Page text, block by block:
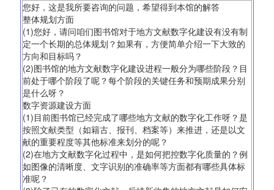
您好，这是我所要咨询的问题，希望得到本馆的解答
整体规划方面
(1)您好，请问咱们图书馆对于地方文献数字化建设有没有制
定一个长期的总体规划？如果有，方便简单介绍一下大致的
方向和目标吗？
(2)图书馆的地方文献数字化建设进程一般分为哪些阶段？目
前处于哪个阶段了呢？每个阶段的关键任务和预期成果分别
是什么呀？
数字资源建设方面
(1)目前图书馆已经完成了哪些地方文献的数字化工作呀？是
按照文献类型（如籍古、报刊、档案等）来推进，还是以文
献的重要程度等其他标准来划分的呢？
(2)在地方文献数字化过程中，是如何把控数字化质量的？例
如图像的清晰度、文字识别的准确率等方面都有哪些具体标
准呢？